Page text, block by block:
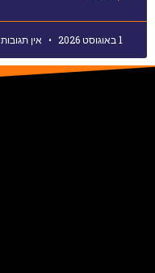
1 באוגוסט 2026 אין תגובות